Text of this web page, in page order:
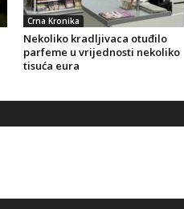
Crna Kronika
Nekoliko kradljivaca otuđilo
parfeme u vrijednosti nekoliko
tisuća eura